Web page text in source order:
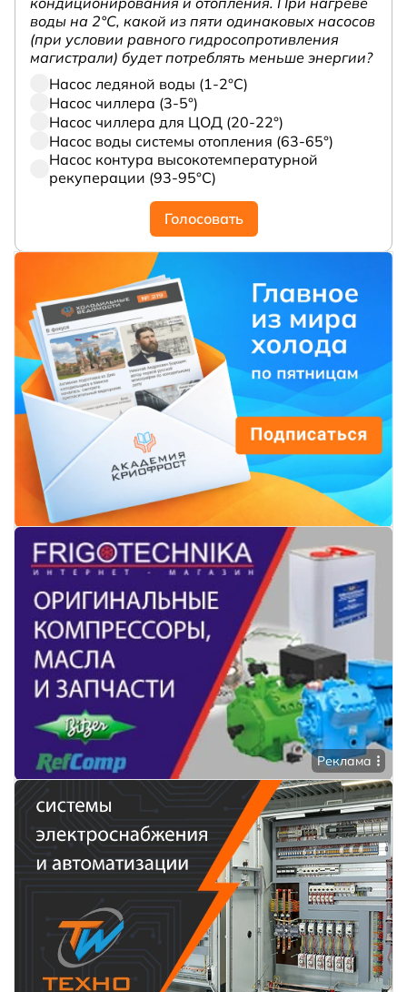
воды на 2°С, какой из пяти одинаковых насосов
(при условии равного гидросопротивления
магистрали) будет потреблять меньше энергии?
Насос ледяной воды (1-2°С)
Насос чиллера (3-5°)
Насос чиллера для ЦОД (20-22°)
Насос воды системы отопления (63-65°)
Насос контура высокотемпературной
рекуперации (93-95°С)
Голосовать
Реклама